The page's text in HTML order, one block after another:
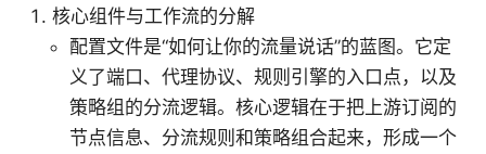
核心组件与工作流的分解
配置文件是“如何让你的流量说话”的蓝图。它定
义了端口、代理协议、规则引擎的入口点，以及
策略组的分流逻辑。核心逻辑在于把上游订阅的
节点信息、分流规则和策略组合起来，形成一个